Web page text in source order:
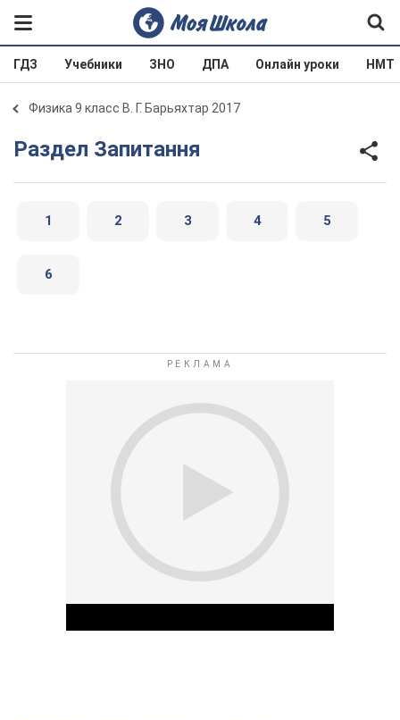
ГДЗ Учебники ЗНО ДПА Онлайн уроки НМТ
Физика 9 класс В. Г. Барьяхтар 2017
Раздел Запитання
1 2 3 4 5
6